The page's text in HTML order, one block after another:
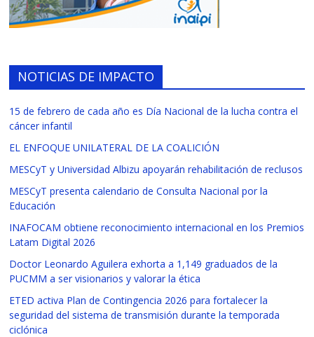
NOTICIAS DE IMPACTO
15 de febrero de cada año es Día Nacional de la lucha contra el
cáncer infantil
EL ENFOQUE UNILATERAL DE LA COALICIÓN
MESCyT y Universidad Albizu apoyarán rehabilitación de reclusos
MESCyT presenta calendario de Consulta Nacional por la
Educación
INAFOCAM obtiene reconocimiento internacional en los Premios
Latam Digital 2026
Doctor Leonardo Aguilera exhorta a 1,149 graduados de la
PUCMM a ser visionarios y valorar la ética
ETED activa Plan de Contingencia 2026 para fortalecer la
seguridad del sistema de transmisión durante la temporada
ciclónica